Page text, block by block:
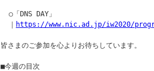
  ○「DNS DAY」
https://www.nic.ad.jp/iw2020/
皆さまのご参加を心よりお待ちしています。
■今週の目次